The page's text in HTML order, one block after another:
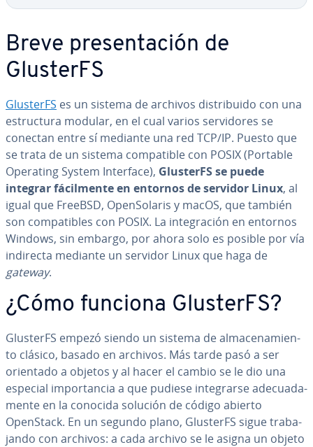
Breve pre­se­n­ta­ción de
GlusterFS
GlusterFS es un sistema de archivos di­s­tri­bui­do con una
es­tru­c­tu­ra modular, en el cual varios se­r­vi­do­res se
conectan entre sí mediante una red TCP/IP. Puesto que
se trata de un sistema co­m­pa­ti­ble con POSIX (Portable
Operating System Interface), GlusterFS se puede
integrar fá­ci­l­me­n­te en entornos de servidor Linux, al
igual que FreeBSD, Ope­n­So­la­ris y macOS, que también
son co­m­pa­ti­bles con POSIX. La in­te­gra­ción en entornos
Windows, sin embargo, por ahora solo es posible por vía
indirecta mediante un servidor Linux que haga de
gateway.
¿Cómo funciona GlusterFS?
GlusterFS empezó siendo un sistema de al­ma­ce­na­mie­n­
to clásico, basado en archivos. Más tarde pasó a ser
orientado a objetos y al hacer el cambio se le dio una
especial im­po­r­ta­n­cia a que pudiese in­te­grar­se ade­cua­da­
me­n­te en la conocida solución de código abierto
OpenStack. En un segundo plano, GlusterFS sigue tra­ba­
ja­n­do con archivos: a cada archivo se le asigna un objeto